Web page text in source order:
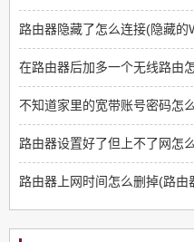
路由器隐藏了怎么连接(隐藏的
路由器上网时间怎么删掉(路